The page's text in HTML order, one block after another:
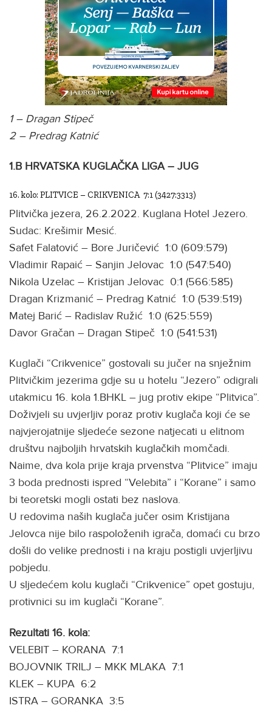
1 – Dragan Stipeč
2 – Predrag Katnić
1.B HRVATSKA KUGLAČKA LIGA – JUG
16. kolo: PLITVICE – CRIKVENICA 7:1 (3427:3313)
Plitvička jezera, 26.2.2022. Kuglana Hotel Jezero.
Sudac: Krešimir Mesić.
Safet Falatović – Bore Juričević 1:0 (609:579)
Vladimir Rapaić – Sanjin Jelovac 1:0 (547:540)
Nikola Uzelac – Kristijan Jelovac 0:1 (566:585)
Dragan Krizmanić – Predrag Katnić 1:0 (539:519)
Matej Barić – Radislav Ružić 1:0 (625:559)
Davor Gračan – Dragan Stipeč 1:0 (541:531)
Kuglači “Crikvenice” gostovali su jučer na snježnim
Plitvičkim jezerima gdje su u hotelu “Jezero” odigrali
utakmicu 16. kola 1.BHKL – jug protiv ekipe “Plitvica”.
Doživjeli su uvjerljiv poraz protiv kuglača koji će se
najvjerojatnije sljedeće sezone natjecati u elitnom
društvu najboljih hrvatskih kuglačkih momčadi.
Naime, dva kola prije kraja prvenstva “Plitvice” imaju
3 boda prednosti ispred “Velebita” i “Korane” i samo
bi teoretski mogli ostati bez naslova.
U redovima naših kuglača jučer osim Kristijana
Jelovca nije bilo raspoloženih igrača, domaći cu brzo
došli do velike prednosti i na kraju postigli uvjerljivu
pobjedu.
U sljedećem kolu kuglači “Crikvenice” opet gostuju,
protivnici su im kuglači “Korane”.
Rezultati 16. kola:
VELEBIT – KORANA 7:1
BOJOVNIK TRILJ – MKK MLAKA 7:1
KLEK – KUPA 6:2
ISTRA – GORANKA 3:5